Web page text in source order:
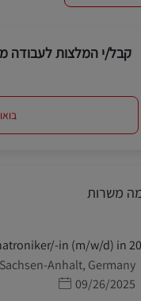
קבל/י המלצות לעבודה
משרות
in (m/w/d) in
מיקום
Anhalt, Germany
תאריך פרסום
09/26/2025